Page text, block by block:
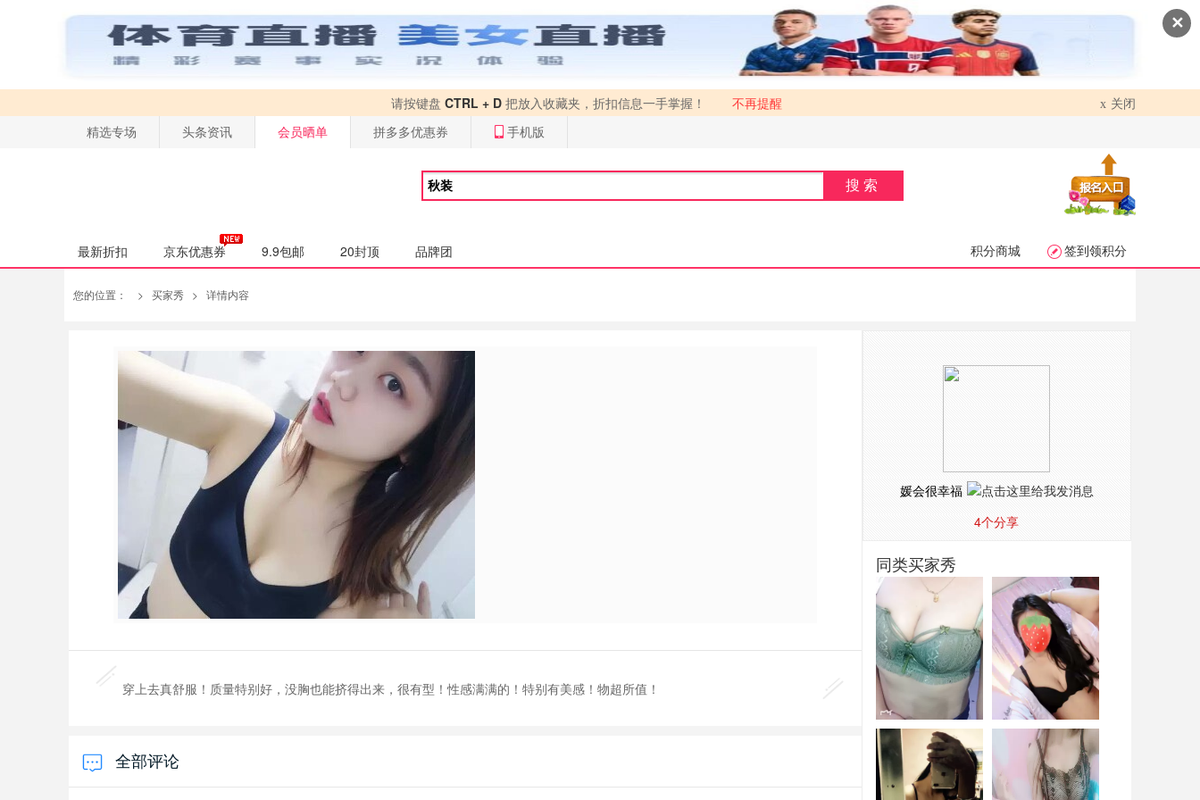
✕
请按键盘 CTRL + D 把放入收藏夹，折扣信息一手掌握！ 不再提醒 x 关闭
精选专场
头条资讯 会员晒单 拼多多优惠券 手机版
搜索
最新折扣 京东优惠券 9.9包邮 20封顶 品牌团 积分商城 签到领积分
您的位置： > 买家秀 > 详情内容
穿上去真舒服！质量特别好，没胸也能挤得出来，很有型！性感满满的！特别有美感！物超所值！
全部评论
媛会很幸福
4个分享
同类买家秀